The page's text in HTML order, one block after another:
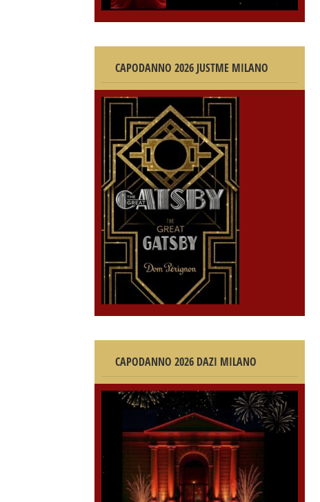
CAPODANNO 2026 JUSTME MILANO
CAPODANNO 2026 DAZI MILANO